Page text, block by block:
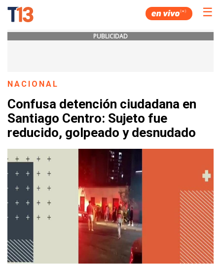
☰
PUBLICIDAD
NACIONAL
Confusa detención ciudadana en
Santiago Centro: Sujeto fue
reducido, golpeado y desnudado